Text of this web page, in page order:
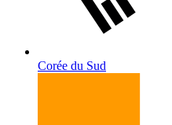
Corée du Sud